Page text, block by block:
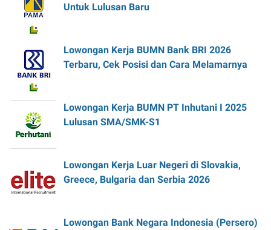
Untuk Lulusan Baru
Lowongan Kerja BUMN Bank BRI 2026
Terbaru, Cek Posisi dan Cara Melamarnya
Lowongan Kerja BUMN PT Inhutani I 2025
Lulusan SMA/SMK-S1
Lowongan Kerja Luar Negeri di Slovakia,
Greece, Bulgaria dan Serbia 2026
Lowongan Bank Negara Indonesia (Persero)